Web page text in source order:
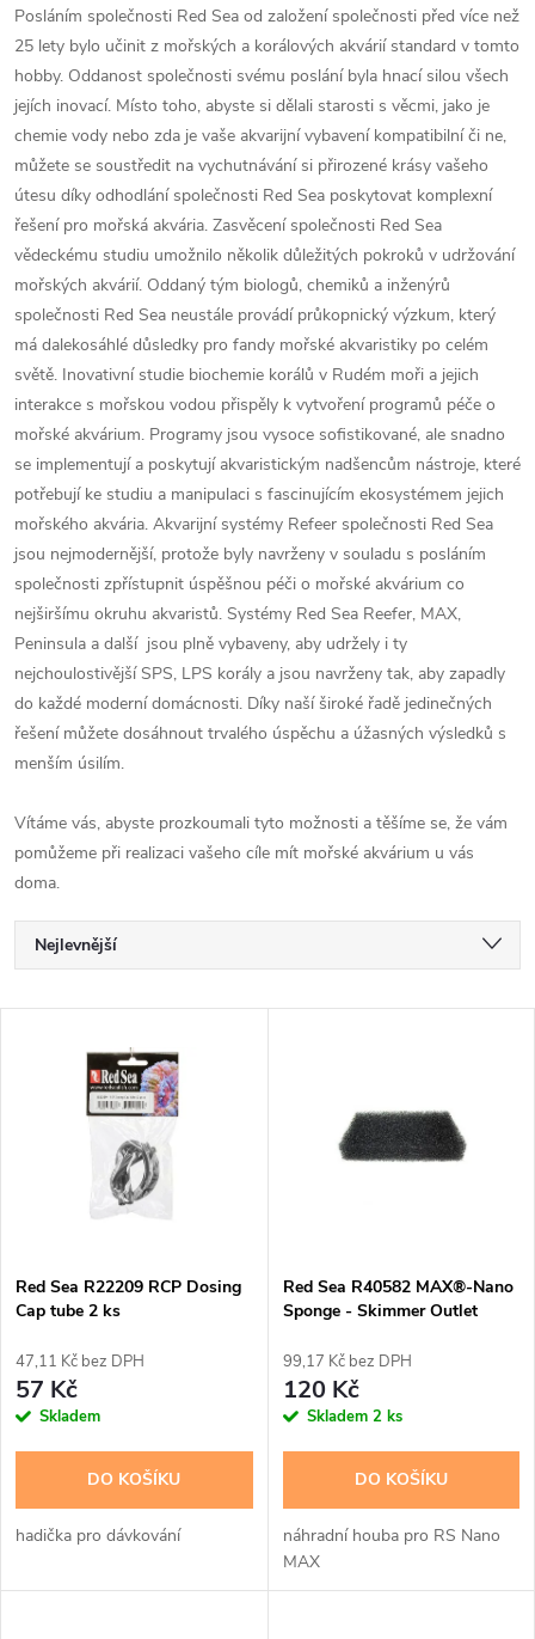
Posláním společnosti Red Sea od založení společnosti před více než
25 lety bylo učinit z mořských a korálových akvárií standard v tomto
hobby. Oddanost společnosti svému poslání byla hnací silou všech
jejích inovací. Místo toho, abyste si dělali starosti s věcmi, jako je
chemie vody nebo zda je vaše akvarijní vybavení kompatibilní či ne,
můžete se soustředit na vychutnávání si přirozené krásy vašeho
útesu díky odhodlání společnosti Red Sea poskytovat komplexní
řešení pro mořská akvária. Zasvěcení společnosti Red Sea
vědeckému studiu umožnilo několik důležitých pokroků v udržování
mořských akvárií. Oddaný tým biologů, chemiků a inženýrů
společnosti Red Sea neustále provádí průkopnický výzkum, který
má dalekosáhlé důsledky pro fandy mořské akvaristiky po celém
světě. Inovativní studie biochemie korálů v Rudém moři a jejich
interakce s mořskou vodou přispěly k vytvoření programů péče o
mořské akvárium. Programy jsou vysoce sofistikované, ale snadno
se implementují a poskytují akvaristickým nadšencům nástroje, které
potřebují ke studiu a manipulaci s fascinujícím ekosystémem jejich
mořského akvária. Akvarijní systémy Refeer společnosti Red Sea
jsou nejmodernější, protože byly navrženy v souladu s posláním
společnosti zpřístupnit úspěšnou péči o mořské akvárium co
nejširšímu okruhu akvaristů. Systémy Red Sea Reefer, MAX,
Peninsula a další jsou plně vybaveny, aby udržely i ty
nejchoulostivější SPS, LPS korály a jsou navrženy tak, aby zapadly
do každé moderní domácnosti. Díky naší široké řadě jedinečných
řešení můžete dosáhnout trvalého úspěchu a úžasných výsledků s
menším úsilím.
Vítáme vás, abyste prozkoumali tyto možnosti a těšíme se, že vám
pomůžeme při realizaci vašeho cíle mít mořské akvárium u vás
doma.
Ř
a
p
r
o
u
k
Nejlevnější
Abecedně
s
p
r
o
d
u
Red Sea R22209 RCP Dosing
Cap tube 2 ks
47,11 Kč bez DPH
57 Kč
Skladem
DO KOŠÍKU
hadička pro dávkování
Red Sea R40582 MAX®-Nano
Sponge - Skimmer Outlet
99,17 Kč bez DPH
120 Kč
Skladem 2 ks
DO KOŠÍKU
náhradní houba pro RS Nano
MAX